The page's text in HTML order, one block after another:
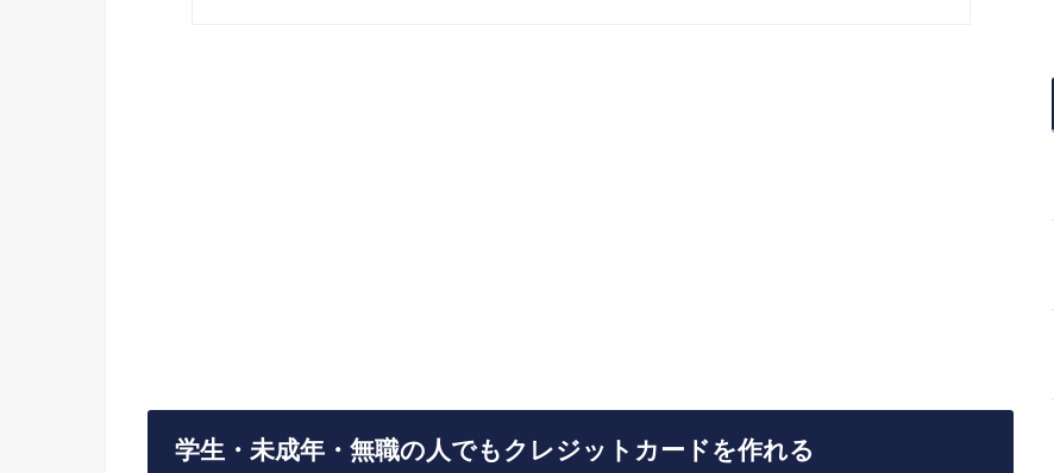
学生・未成年・無職の人でもクレジットカードを作れる